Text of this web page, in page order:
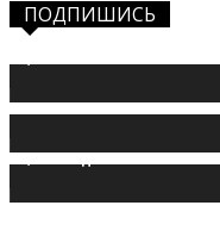
ПОДПИШИСЬ